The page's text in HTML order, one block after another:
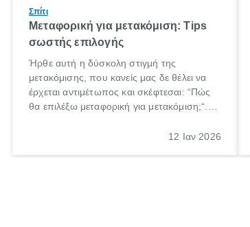
Σπίτι
Μεταφορική για μετακόμιση: Tips
σωστής επιλογής
Ήρθε αυτή η δύσκολη στιγμή της
μετακόμισης, που κανείς μας δε θέλει να
έρχεται αντιμέτωπος και σκέφτεσαι: “Πώς
θα επιλέξω μεταφορική για μετακόμιση;“.
ξεκινάς τις απαραίτητες ετοιμασίες,12 Ιαν 2026